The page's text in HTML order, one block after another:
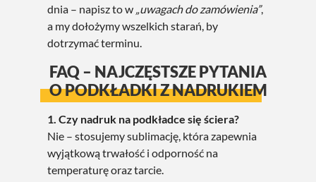
dnia – napisz to w „uwagach do zamówienia”,
a my dołożymy wszelkich starań, by
dotrzymać terminu.
FAQ – NAJCZĘSTSZE PYTANIA
O PODKŁADKI Z NADRUKIEM
1. Czy nadruk na podkładce się ściera?
Nie – stosujemy sublimację, która zapewnia
wyjątkową trwałość i odporność na
temperaturę oraz tarcie.